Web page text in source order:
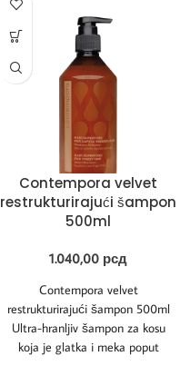
Contempora velvet
restrukturirajući šampon
500ml
1.040,00 рсд
Contempora velvet
restrukturirajući šampon 500ml
Ultra-hranljiv šampon za kosu
koja je glatka i meka poput